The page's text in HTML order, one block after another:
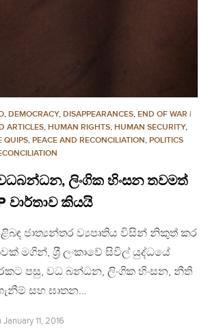
, DEMOCRACY, DISAPPEARANCES, END OF WAR |
ARTICLES, HUMAN RIGHTS, HUMAN SECURITY,
QUIPS, PEACE AND RECONCILIATION, POLITICS
වධබන්ධන, ලිංගික හිංසන තවමත්
වාර්තාව කියයි
ජාත්‍යන්තර ව්‍යපෘතිය විසින් නිකුත් කර
මගින්, ශ‍්‍රී ලංකාවේ සිවිල් යුද්ධයේ
පසු, වධ බන්ධන, ලිංගික හිංසන, නීති
සහ ඝාතන…
January 11, 2016